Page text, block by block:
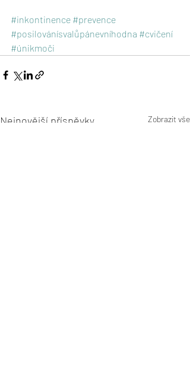
#inkontinence #prevence
#posilovánísvalůpánevníhodna #cvičení
#únikmoči
Nejnovější příspěvky Zobrazit vše